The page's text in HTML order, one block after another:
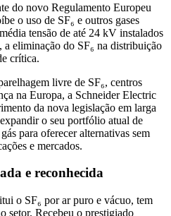
do novo Regulamento Europeu
o uso de SF₆ e outros gases
tensão de até 24 kV instalados
eliminação do SF₆ na distribuição
crítica.
livre de SF₆, centros
na Europa, a Schneider Electric
da nova legislação em larga
o seu portfólio atual de
para oferecer alternativas sem
e mercados.
e reconhecida
o SF₆ por ar puro e vácuo, tem
setor. Recebeu o prestigiado